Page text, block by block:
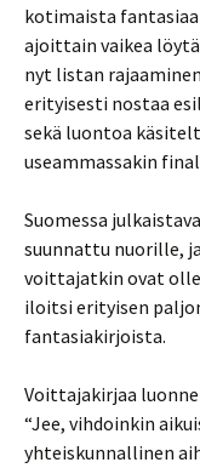
kotimaista
ajoittain vaikea
nyt listan
erityisesti nostaa
sekä luontoa
useammassakin
Suomessa
suunnattu nuorille,
voittajatkin ovat
iloitsi erityisen
fantasiakirjoista.
Voittajakirjaa
“Jee, vihdoinkin
yhteiskunnallinen